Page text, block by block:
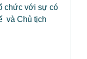
chức với sự có
và Chủ tịch